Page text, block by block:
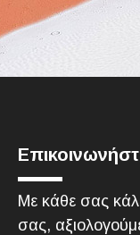
Με κάθε σας
σας,